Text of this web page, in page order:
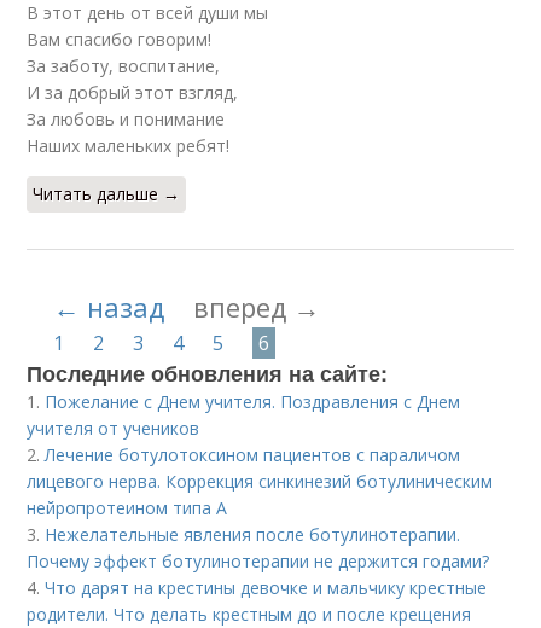
В этот день от всей души мы
Вам спасибо говорим!
За заботу, воспитание,
И за добрый этот взгляд,
За любовь и понимание
Наших маленьких ребят!
Читать дальше →
← назад вперед →
1 2 3 4 5 6
Последние обновления на сайте:
1. Пожелание с Днем учителя. Поздравления с Днем
учителя от учеников
2.Лечение ботулотоксином пациентов с параличом
лицевого нерва. Коррекция синкинезий ботулиническим
нейропротеином типа А
3. Нежелательные явления после ботулинотерапии.
Почему эффект ботулинотерапии не держится годами?
4.Что дарят на крестины девочке и мальчику крестные
родители. Что делать крестным до и после крещения